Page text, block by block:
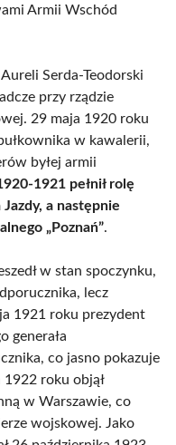
Armii Wschód
Serda-Teodorski
przy rządzie
29 maja 1920 roku
w kawalerii,
byłej armii
1921 pełnił rolę
a następnie
„Poznań”.
w stan spoczynku,
lecz
1921 roku prezydent
generała
co jasno pokazuje
1922 roku objął
w Warszawie, co
wojskowej. Jako